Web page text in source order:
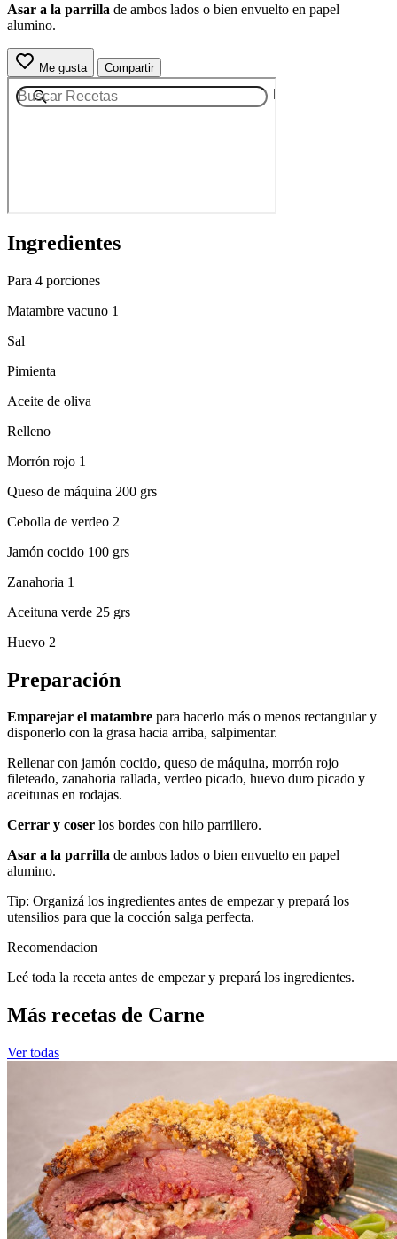
Asar a la parrilla de ambos lados o bien envuelto en papel
alumino.
Me gusta Compartir
Ingredientes
Para 4 porciones
Matambre vacuno 1
Sal
Pimienta
Aceite de oliva
Relleno
Morrón rojo 1
Queso de máquina 200 grs
Cebolla de verdeo 2
Jamón cocido 100 grs
Zanahoria 1
Aceituna verde 25 grs
Huevo 2
Preparación
Emparejar el matambre para hacerlo más o menos rectangular y
disponerlo con la grasa hacia arriba, salpimentar.
Rellenar con jamón cocido, queso de máquina, morrón rojo
fileteado, zanahoria rallada, verdeo picado, huevo duro picado y
aceitunas en rodajas.
Cerrar y coser los bordes con hilo parrillero.
Asar a la parrilla de ambos lados o bien envuelto en papel
alumino.
Tip: Organizá los ingredientes antes de empezar y prepará los
utensilios para que la cocción salga perfecta.
Recomendacion
Leé toda la receta antes de empezar y prepará los ingredientes.
Más recetas de Carne
Ver todas